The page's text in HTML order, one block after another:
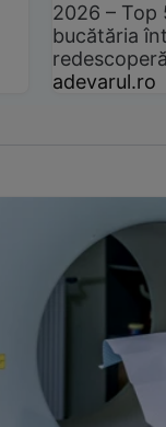
2026 –
bucătăria
adevarul.ro